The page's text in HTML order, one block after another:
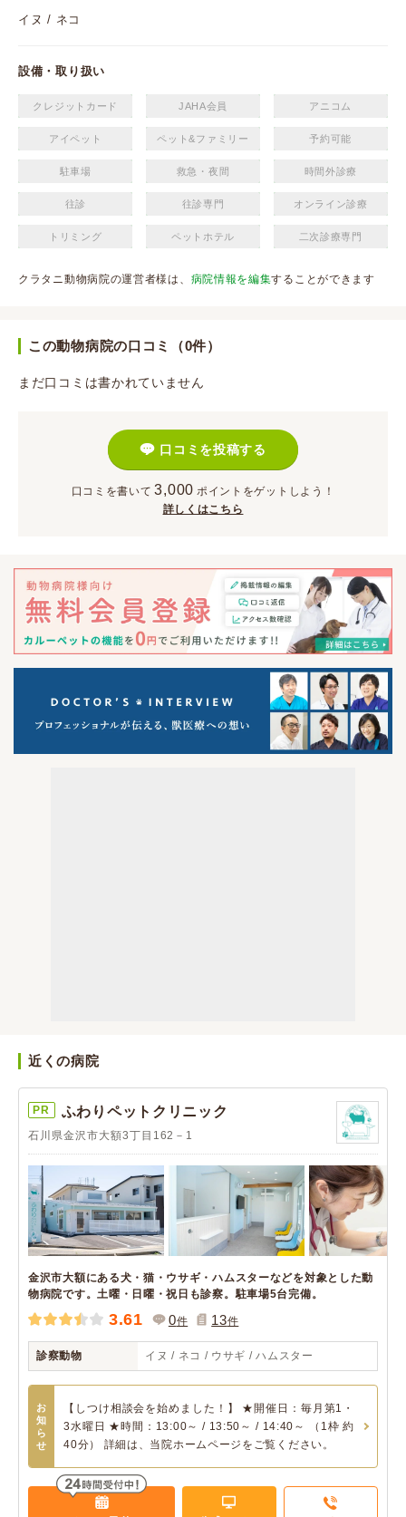
イヌ / ネコ
設備・取り扱い
クレジットカード JAHA会員 アニコム
アイペット ペット&ファミリー 予約可能
駐車場 救急・夜間 時間外診療
往診 往診専門 オンライン診療
トリミング ペットホテル 二次診療専門
クラタニ動物病院の運営者様は、 病院情報を編集することができます
この動物病院の口コミ（0件）
まだ口コミは書かれていません
口コミを投稿する
口コミを書いて 3,000 ポイント をゲットしよう！
詳しくはこちら
近くの病院
PR ふわりペットクリニック
石川県金沢市大額3丁目162－1
金沢市大額にある犬・猫・ウサギ・ハムスターなどを対象とした動
物病院です。土曜・日曜・祝日も診察。駐車場5台完備。
3.61 0件 13件
診察動物 イヌ / ネコ / ウサギ / ハムスター
お
知
ら
せ
【しつけ相談会を始めました！】 ★開催日：毎月第1・
3水曜日 ★時間：13:00～ / 13:50～ / 14:40～ （1枠 約
40分） 詳細は、当院ホームページをご覧ください。